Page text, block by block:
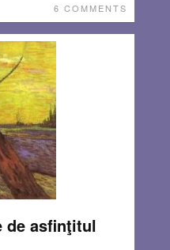
6 COMMENTS
de asfinţitul